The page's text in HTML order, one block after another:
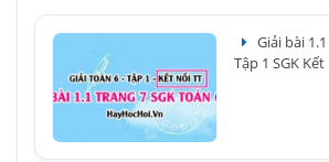
Giải bài
Tập 1 SGK